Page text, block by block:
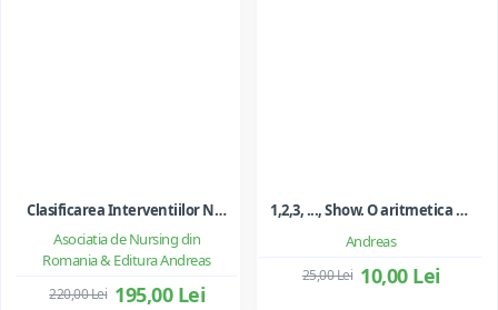
Asociatia de Nursing din
Romania & Editura Andreas
Clasificarea Interventiilor Nursing (NIC)
195,00 Lei
220,00 Lei
Andreas
1,2,3, ..., Show. O aritmetica emotionala, o poezie a matematicii - Ioan Dancila
10,00 Lei
25,00 Lei